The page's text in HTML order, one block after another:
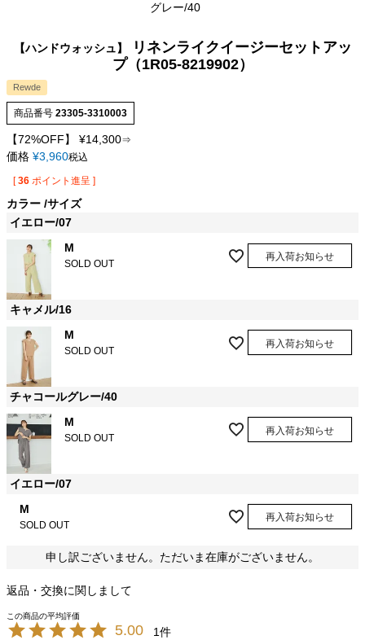
グレー/40
【ハンドウォッシュ】
リネンライクイージーセットアッ
プ（1R05-8219902）
Rewde
商品番号 23305-3310003
【72%OFF】 ¥14,300⇒
価格 ¥3,960税込
[ 36 ポイント進呈 ]
カラー サイズ
イエロー/07
M
SOLD OUT
再入荷お知らせ
キャメル/16
M
SOLD OUT
再入荷お知らせ
チャコールグレー/40
M
SOLD OUT
再入荷お知らせ
イエロー/07
M
SOLD OUT
再入荷お知らせ
申し訳ございません。ただいま在庫がございません。
返品・交換に関しまして
5.00 1